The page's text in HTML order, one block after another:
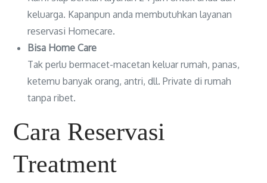
keluarga. Kapanpun anda membutuhkan layanan
reservasi Homecare.
Bisa Home Care
Tak perlu bermacet-macetan keluar rumah, panas,
ketemu banyak orang, antri, dll. Private di rumah
tanpa ribet.
Cara Reservasi
Treatment